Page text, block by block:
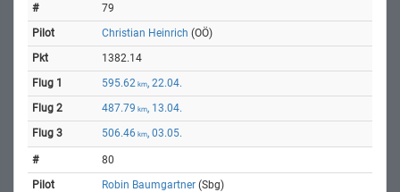
79
Christian Heinrich (OÖ)
1382.14
595.62 km, 22.04.
487.79 km, 13.04.
506.46 km, 03.05.
80
Robin Baumgartner (Sbg)